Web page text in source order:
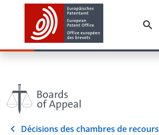
Décisions des chambres de recours